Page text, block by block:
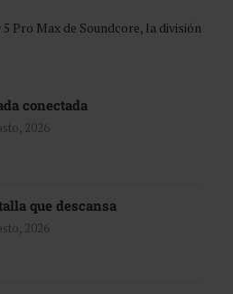
Pro Max de Soundcore, la división
conectada
2026
que descansa
2026